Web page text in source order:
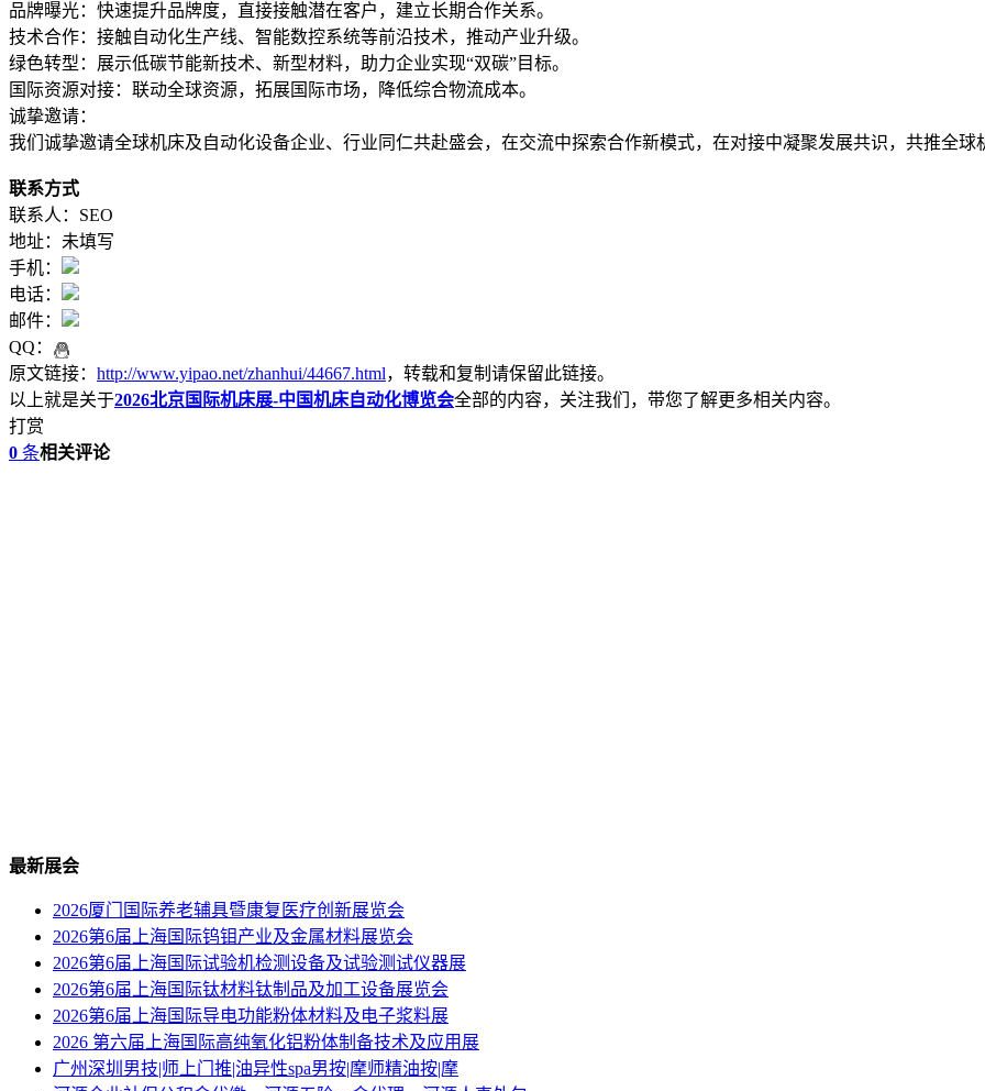
品牌曝光：快速提升品牌度，直接接触潜在客户，建立长期合作关系。
技术合作：接触自动化生产线、智能数控系统等前沿技术，推动产业升级。
绿色转型：展示低碳节能新技术、新型材料，助力企业实现“双碳”目标。
国际资源对接：联动全球资源，拓展国际市场，降低综合物流成本。
诚挚邀请：
我们诚挚邀请全球机床及自动化设备企业、行业同仁共赴盛会，在交流中探索合作新模式，在对接中凝聚发展共识，共推全球
联系方式
联系人：SEO
地址：未填写
手机：
电话：
邮件：
QQ：
原文链接： http://www.yipao.net/zhanhui/44667.html，转载和复制请保留此链接。
以上就是关于2026北京国际机床展-中国机床自动化博览会全部的内容，关注我们，带您了解更多相关内容。
打赏
0 条相关评论
最新展会
2026厦门国际养老辅具暨康复医疗创新展览会
2026第6届上海国际钨钼产业及金属材料展览会
2026第6届上海国际试验机检测设备及试验测试仪器展
2026第6届上海国际钛材料钛制品及加工设备展览会
2026第6届上海国际导电功能粉体材料及电子浆料展
2026 第六届上海国际高纯氧化铝粉体制备技术及应用展
广州深圳男技|师上门推|油异性spa男按|摩师精油按|摩